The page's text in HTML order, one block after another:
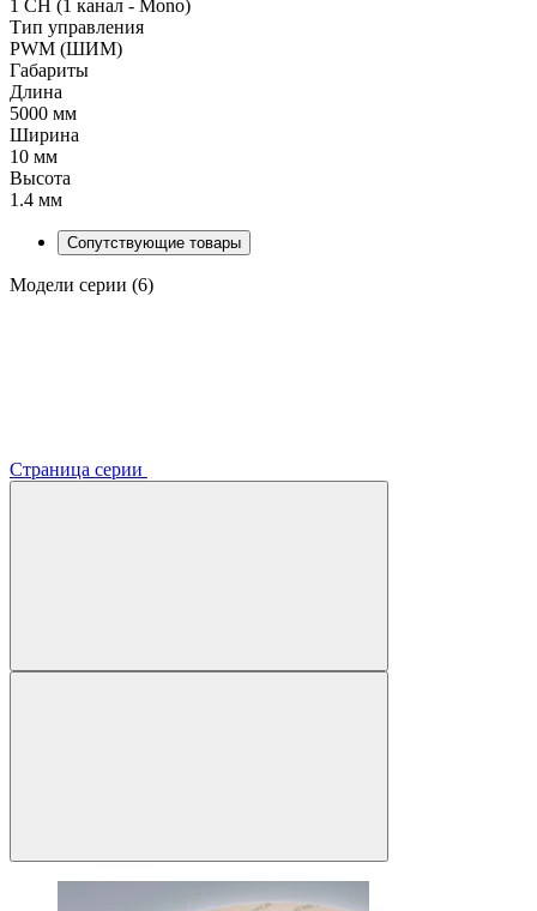
1 CH (1 канал - Mono)
Тип управления
PWM (ШИМ)
Габариты
Длина
5000 мм
Ширина
10 мм
Высота
1.4 мм
Сопутствующие товары
Модели серии (6)
Страница серии